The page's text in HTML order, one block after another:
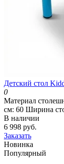
Детский стол
0
Материал
см: 60 Ширина
В наличии
6 998 руб.
Заказать
Новинка
Популярный